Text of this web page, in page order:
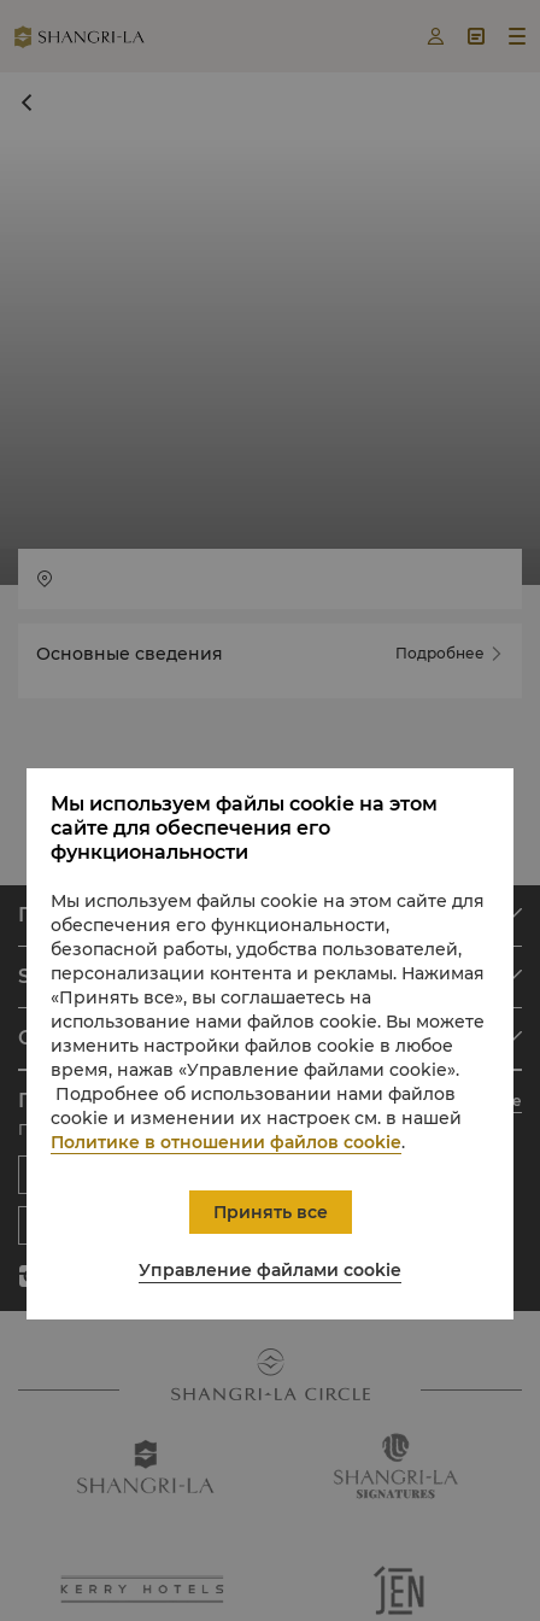
  
Основные сведения Подробнее
Поиск и бронирование
Наши отели
Найти бронирование
Встречи и мероприятия
Рестораны и бары
Shangri-La Circle
Обзор программы
Зарегистрироваться в Shangri-La Circle
Данные аккаунта
Часто задаваемые вопросы
Контакты
О Shangri-La Group
О нас
Наши отельные бренды
Центры Shangri-La
Контакты
Инвесторы
Вакансии
Глобальные гражданские инициативы
Приложение Shangri-La Circle
Узнать больше
Проживание, питание и покупки в любое время в любом месте
Мы используем файлы cookie на этом
сайте для обеспечения его
функциональности
Мы используем файлы cookie на этом сайте для
обеспечения его функциональности,
безопасной работы, удобства пользователей,
персонализации контента и рекламы. Нажимая
«Принять все», вы соглашаетесь на
использование нами файлов cookie. Вы можете
изменить настройки файлов cookie в любое
время, нажав «Управление файлами cookie».
Подробнее об использовании нами файлов
cookie и изменении их настроек см. в нашей
Политике в отношении файлов cookie.
Управление файлами cookie
Принять все